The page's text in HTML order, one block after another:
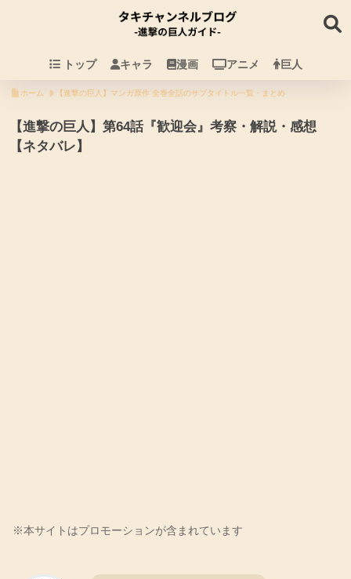
トップ キャラ 漫画 アニメ 巨人
ホーム 【進撃の巨人】マンガ原作 全巻全話のサブタイトル一覧・まとめ
【進撃の巨人】第64話『歓迎会』考察・解説・感想
【ネタバレ】